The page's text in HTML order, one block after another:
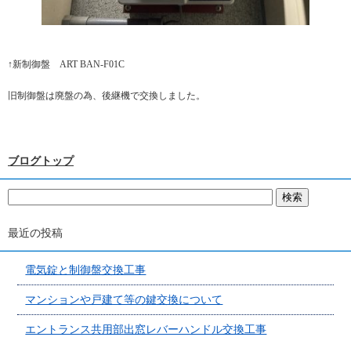
↑新制御盤 ART BAN-F01C
旧制御盤は廃盤の為、後継機で交換しました。
ブログトップ
最近の投稿
電気錠と制御盤交換工事
マンションや戸建て等の鍵交換について
エントランス共用部出窓レバーハンドル交換工事